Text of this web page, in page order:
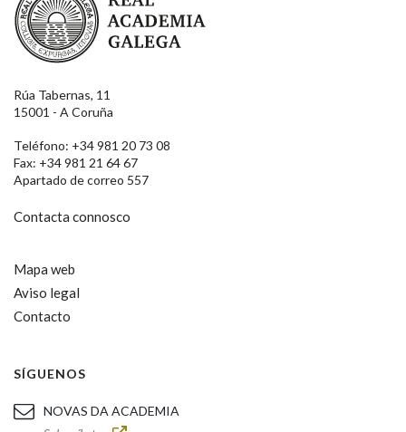
Rúa Tabernas, 11
15001 - A Coruña
Teléfono: +34 981 20 73 08
Fax: +34 981 21 64 67
Apartado de correo 557
Contacta connosco
Mapa web
Aviso legal
Contacto
SÍGUENOS
NOVAS DA ACADEMIA